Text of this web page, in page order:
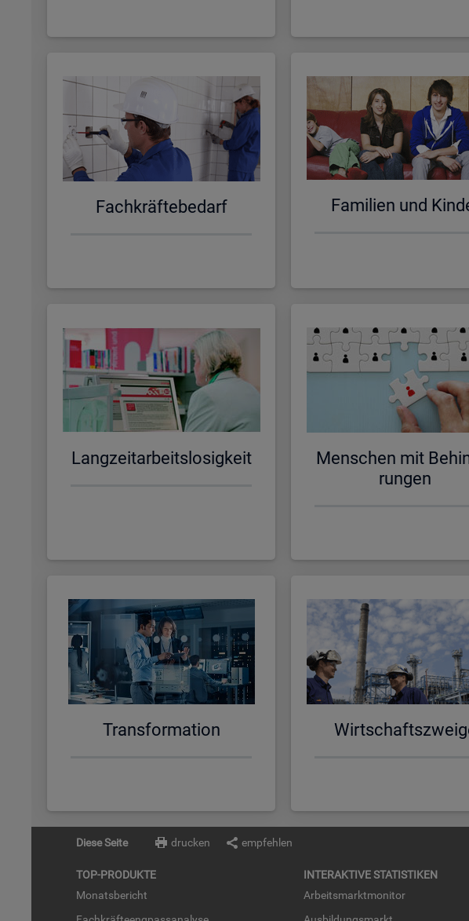
Fach­kräf­te­be­darf Fa­mi­li­en und
Lang­zeit­ar­beits­lo­sig­keit
Men­schen mit
run­gen
Trans­for­ma­ti­on
Diese Seite drucken empfehlen
TOP-PRO­DUK­TE
Mo­nats­be­richt
IN­TER­AK­TI­VE STA­TIS­TI­KEN
Ar­beits­markt­mo­ni­tor